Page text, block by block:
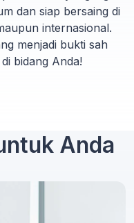
dan siap bersaing di
internasional.
menjadi bukti sah
bidang Anda!
Anda